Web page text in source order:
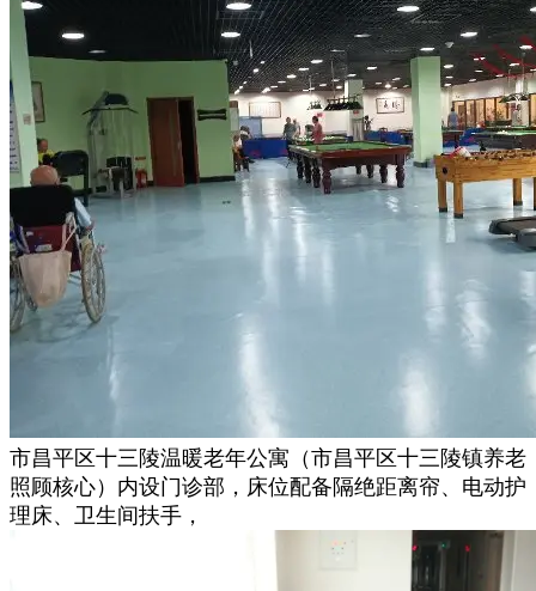
市昌平区十三陵温暖老年公寓（市昌平区十三陵镇养老
照顾核心）内设门诊部，床位配备隔绝距离帘、电动护
理床、卫生间扶手，